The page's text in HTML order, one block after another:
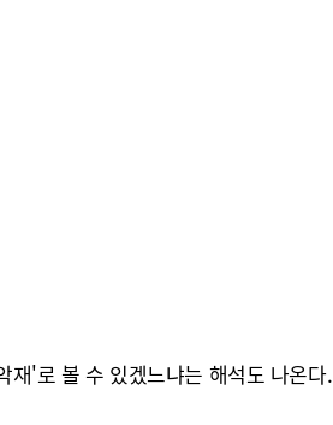
재'로 볼 수 있겠느냐는 해석도 나온다.